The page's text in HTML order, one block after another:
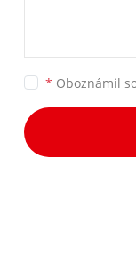
* Oboznámil